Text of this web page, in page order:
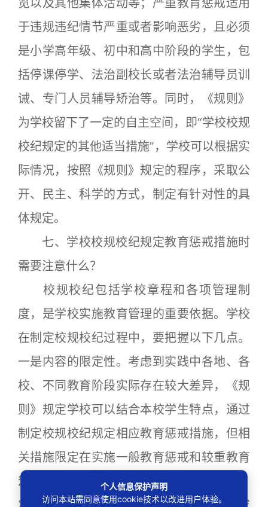
览以及其他集体活动等；严重教育惩戒适用
于违规违纪情节严重或者影响恶劣，且必须
是小学高年级、初中和高中阶段的学生，包
括停课停学、法治副校长或者法治辅导员训
诫、专门人员辅导矫治等。同时，《规则》
为学校留下了一定的自主空间，即“学校校规
校纪规定的其他适当措施”，学校可以根据实
际情况，按照《规则》规定的程序，采取公
开、民主、科学的方式，制定有针对性的具
体规定。
七、学校校规校纪规定教育惩戒措施时
需要注意什么？
校规校纪包括学校章程和各项管理制
度，是学校实施教育管理的重要依据。学校
在制定校规校纪过程中，要把握以下几点。
一是内容的限定性。考虑到实践中各地、各
校、不同教育阶段实际存在较大差异，《规
则》规定学校可以结合本校学生特点，通过
制定校规校纪规定相应教育惩戒措施，但相
关措施限定在实施一般教育惩戒和较重教育
惩戒，其严厉程度应当与《规则》第八条、
个人信息保护声明
访问本站需同意使用cookie技术以改进用户体验。